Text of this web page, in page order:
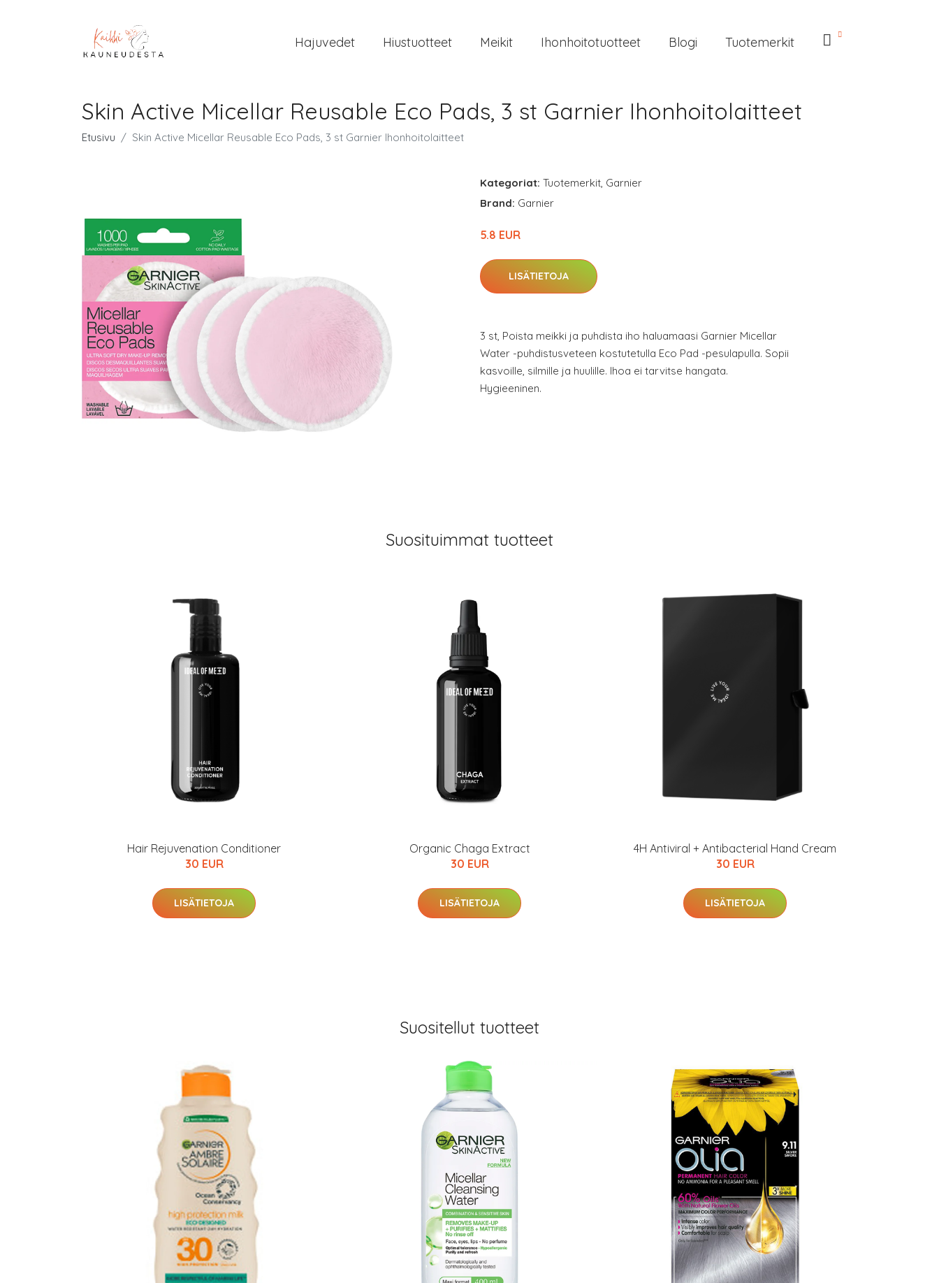
Hajuvedet Hiustuotteet Meikit Ihonhoitotuotteet Blogi Tuotemerkit
Skin Active Micellar Reusable Eco Pads, 3 st Garnier Ihonhoitolaitteet
Etusivu Skin Active Micellar Reusable Eco Pads, 3 st Garnier Ihonhoitolaitteet
Kategoriat: Tuotemerkit, Garnier
Brand: Garnier
5.8 EUR
LISÄTIETOJA
3 st, Poista meikki ja puhdista iho haluamaasi Garnier Micellar
Water -puhdistusveteen kostutetulla Eco Pad -pesulapulla. Sopii
kasvoille, silmille ja huulille. Ihoa ei tarvitse hangata.
Hygieeninen.
Suosituimmat tuotteet
Hair Rejuvenation Conditioner
30 EUR
LISÄTIETOJA
Organic Chaga Extract
30 EUR
LISÄTIETOJA
4H Antiviral + Antibacterial Hand Cream
30 EUR
LISÄTIETOJA
Suositellut tuotteet